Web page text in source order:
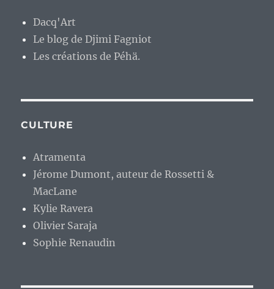
Dacq'Art
Le blog de Djimi Fagniot
Les créations de Péhä.
CULTURE
Atramenta
Jérome Dumont, auteur de Rossetti &
MacLane
Kylie Ravera
Olivier Saraja
Sophie Renaudin